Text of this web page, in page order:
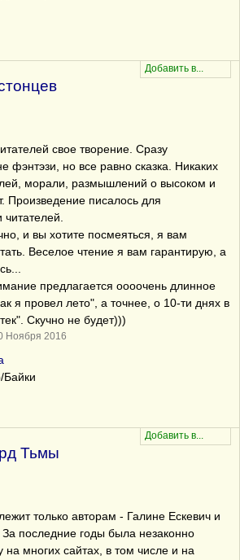
свое творение. Сразу
фэнтэзи, но все равно сказка. Никаких
морали, размышлений о высоком и
писалось для
и вы хотите посмеяться, я вам
Веселое чтение я вам гарантирую, а
предлагается оооочень длинное
я провел лето", а точнее, о 10-ти днях в
Скучно не будет)))
Ноября 2016
Тьмы
только авторам - Галине Ескевич и
последние годы была незаконно
многих сайтах, в том числе и на